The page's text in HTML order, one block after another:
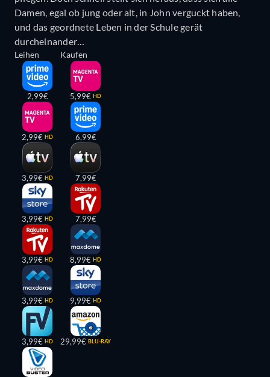
Damen, egal ob jung oder alt, in John verguckt haben,
und das geordnete Leben in der Schule gerät
durcheinander…
Leihen
2,99€
2,99€ HD
3,99€ HD
3,99€ HD
3,99€ HD
3,99€ HD
3,99€ HD
Kaufen
5,99€ HD
6,99€
7,99€
7,99€
8,99€ HD
9,99€ HD
29,99€ BLU-RAY